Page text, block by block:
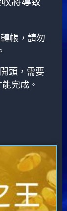
帳，請勿
頭，需要
完成。